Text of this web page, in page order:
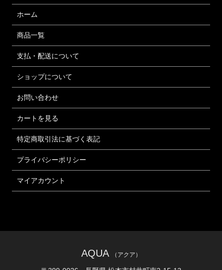
ホーム
商品一覧
支払・配送について
ショップについて
お問い合わせ
カートを見る
特定商取引法に基づく表記
プライバシーポリシー
マイアカウント
AQUA （アクア）